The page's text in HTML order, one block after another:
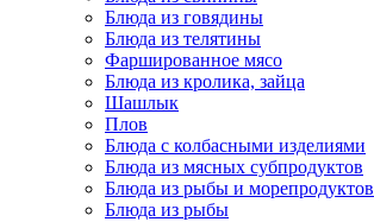
Блюда из говядины
Блюда из телятины
Фаршированное мясо
Блюда из кролика, зайца
Шашлык
Плов
Блюда с колбасными изделиями
Блюда из мясных субпродуктов
Блюда из рыбы и морепродуктов
Блюда из рыбы